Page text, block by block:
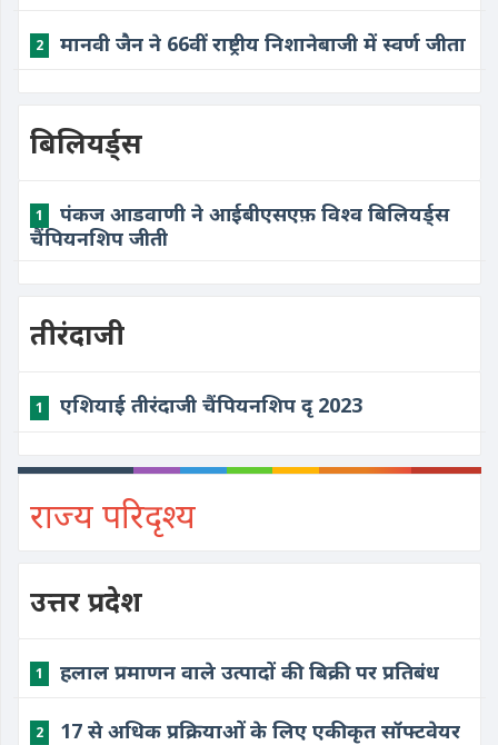
2 मानवी जैन ने 66वीं राष्ट्रीय निशानेबाजी में स्वर्ण जीता
बिलियर्ड्स
1
पंकज आडवाणी ने आईबीएसएफ़ विश्व बिलियर्ड्स
चैंपियनशिप जीती
तीरंदाजी
1 एशियाई तीरंदाजी चैंपियनशिप दृ 2023
राज्य परिदृश्य
उत्तर प्रदेश
1 हलाल प्रमाणन वाले उत्पादों की बिक्री पर प्रतिबंध
2 17 से अधिक प्रक्रियाओं के लिए एकीकृत सॉफ्टवेयर